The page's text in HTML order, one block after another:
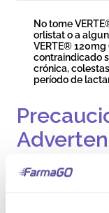
No tome
orlistat o a
VERTE®
contraindicado
crónica,
período de